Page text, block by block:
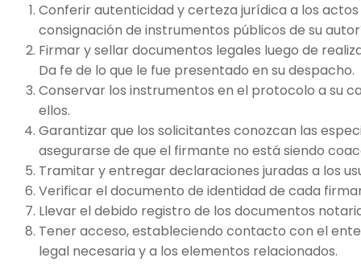
Conferir autenticidad y certeza jurídica a los
consignación de instrumentos públicos de su
Firmar y sellar documentos legales luego de
Da fe de lo que le fue presentado en su despacho.
Conservar los instrumentos en el protocolo a su
ellos.
Garantizar que los solicitantes conozcan las
asegurarse de que el firmante no está siendo
Tramitar y entregar declaraciones juradas a los
Verificar el documento de identidad de cada
Llevar el debido registro de los documentos
Tener acceso, estableciendo contacto con el
legal necesaria y a los elementos relacionados.